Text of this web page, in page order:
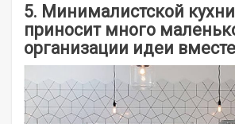
5. Минималистской
приносит много
организации идеи вместе